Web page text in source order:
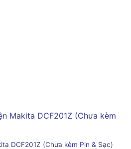
DCF201Z (Chưa kèm Pin & Sạc)